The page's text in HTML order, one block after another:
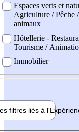
Espaces verts et
Agriculture / Pêche
animaux
Hôtellerie -
Tourisme /
Immobilier
filtres liés à l'